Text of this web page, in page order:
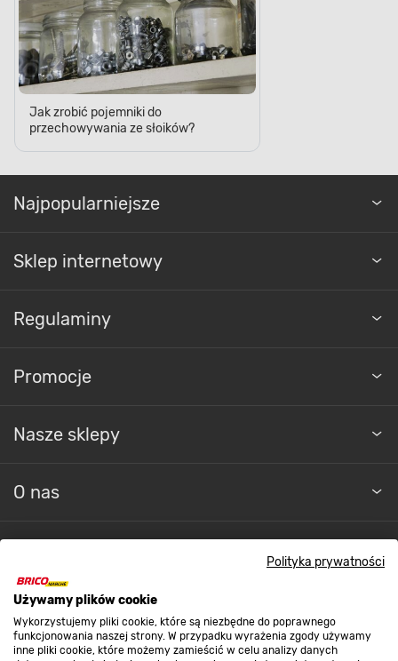
Polityka prywatności
Używamy plików cookie
Wykorzystujemy pliki cookie, które są niezbędne do poprawnego
funkcjonowania naszej strony. W przypadku wyrażenia zgody używamy
inne pliki cookie, które możemy zamieścić w celu analizy danych
Jak zrobić pojemniki do
przechowywania ze słoików?
Najpopularniejsze
Sklep internetowy
Regulaminy
Promocje
Nasze sklepy
O nas
Strefa biznesu